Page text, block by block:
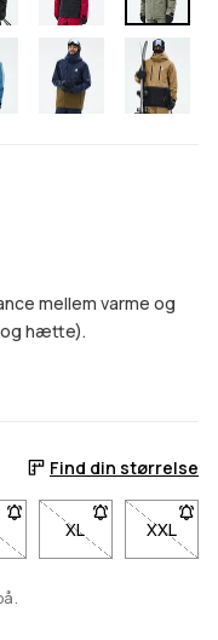
mellem varme og
hætte).
Find din størrelse
er ikke tilgængelig. Klik
L er ikke
XL- Størrelse XL er
XXL
-